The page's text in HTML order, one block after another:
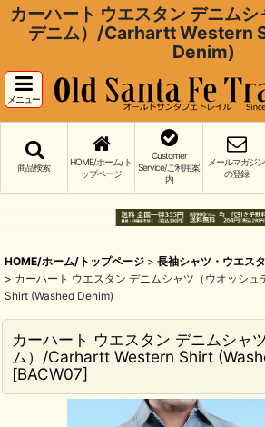
カーハート ウエスタン デニム
デニム）/Carhartt Western
Denim)
メニュー
商品検索
HOME/ホーム/ト
ップページ
Customer
Service/ご利用案
内
メールマガジン
の登録
HOME/ホーム/トップページ > 長袖シャツ・ウエス
> カーハート ウエスタン デニムシャツ（ウオッシ
Shirt (Washed Denim)
カーハート ウエスタン デニムシャ
ム）/Carhartt Western Shirt
[BACW07]